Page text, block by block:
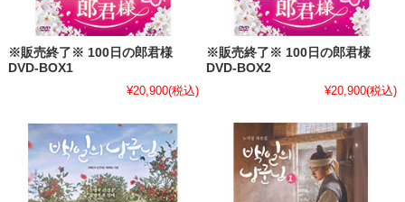
※販売終了※ 100日の郎君様
DVD-BOX1
¥20,900(税込)
※販売終了※ 100日の郎君様
DVD-BOX2
¥20,900(税込)